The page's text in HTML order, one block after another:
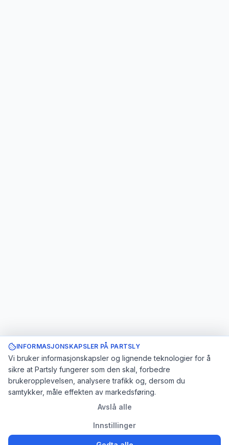
INFORMASJONSKAPSLER PÅ PARTSLY
Vi bruker informasjonskapsler og lignende teknologier for å
sikre at Partsly fungerer som den skal, forbedre
brukeropplevelsen, analysere trafikk og, dersom du
samtykker, måle effekten av markedsføring.
Avslå alle
Innstillinger